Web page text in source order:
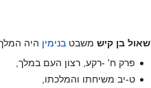
שאול בן קיש משבט בנימין היה
פרק ח' -רקע, רצון העם במלך,
ט-יב משיחתו והמלכתו,